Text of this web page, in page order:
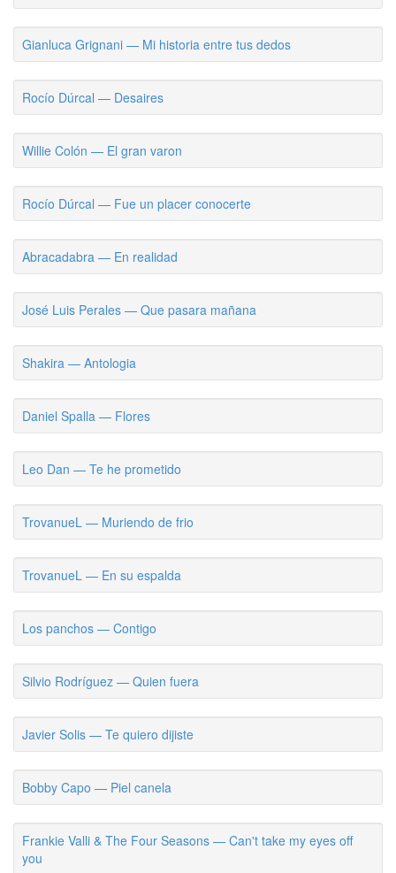
Gianluca Grignani — Mi historia entre tus dedos
Rocío Dúrcal — Desaires
Willie Colón — El gran varon
Rocío Dúrcal — Fue un placer conocerte
Abracadabra — En realidad
José Luis Perales — Que pasara mañana
Shakira — Antologia
Daniel Spalla — Flores
Leo Dan — Te he prometido
TrovanueL — Muriendo de frio
TrovanueL — En su espalda
Los panchos — Contigo
Silvio Rodríguez — Quien fuera
Javier Solis — Te quiero dijiste
Bobby Capo — Piel canela
Frankie Valli & The Four Seasons — Can't take my eyes off
you